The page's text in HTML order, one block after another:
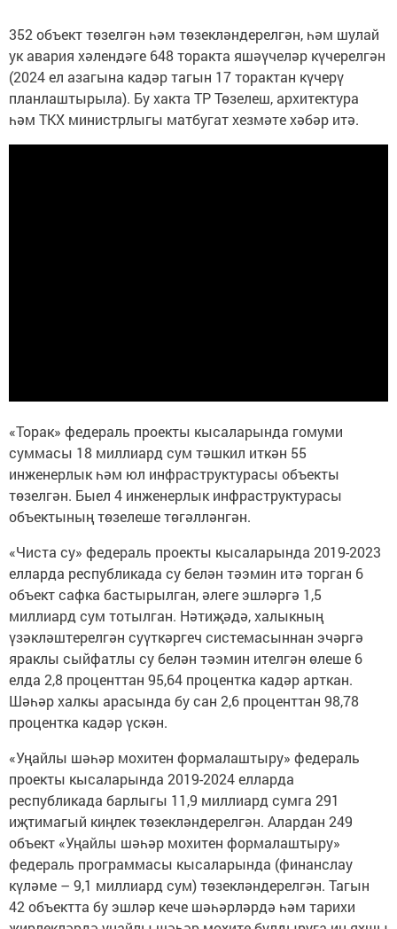
352 объект төзелгән һәм төзекләндерелгән, һәм шулай
ук авария хәлендәге 648 торакта яшәүчеләр күчерелгән
(2024 ел азагына кадәр тагын 17 торактан күчерү
планлаштырыла). Бу хакта ТР Төзелеш, архитектура
һәм ТКХ министрлыгы матбугат хезмәте хәбәр итә.
«Торак» федераль проекты кысаларында гомуми
суммасы 18 миллиард сум тәшкил иткән 55
инженерлык һәм юл инфраструктурасы объекты
төзелгән. Быел 4 инженерлык инфраструктурасы
объектының төзелеше төгәлләнгән.
«Чиста су» федераль проекты кысаларында 2019-2023
елларда республикада су белән тәэмин итә торган 6
объект сафка бастырылган, әлеге эшләргә 1,5
миллиард сум тотылган. Нәтиҗәдә, халыкның
үзәкләштерелгән суүткәргеч системасыннан эчәргә
яраклы сыйфатлы су белән тәэмин ителгән өлеше 6
елда 2,8 проценттан 95,64 процентка кадәр арткан.
Шәһәр халкы арасында бу сан 2,6 проценттан 98,78
процентка кадәр үскән.
«Уңайлы шәһәр мохитен формалаштыру» федераль
проекты кысаларында 2019-2024 елларда
республикада барлыгы 11,9 миллиард сумга 291
иҗтимагый киңлек төзекләндерелгән. Алардан 249
объект «Уңайлы шәһәр мохитен формалаштыру»
федераль программасы кысаларында (финанслау
күләме – 9,1 миллиард сум) төзекләндерелгән. Тагын
42 объектта бу эшләр кече шәһәрләрдә һәм тарихи